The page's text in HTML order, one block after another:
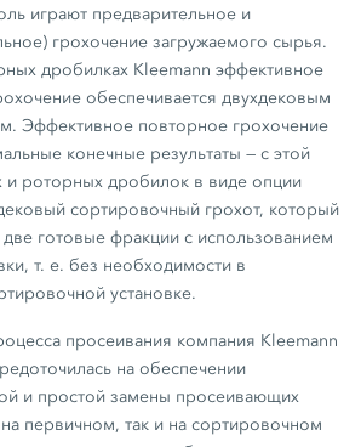
играют предварительное и
грохочение загружаемого сырья.
дробилках Kleemann эффективное
обеспечивается двухдековым
Эффективное повторное грохочение
конечные результаты — с этой
и роторных дробилок в виде опции
сортировочный грохот, который
две готовые фракции с использованием
т. е. без необходимости в
установке.
просеивания компания Kleemann
на обеспечении
и простой замены просеивающих
первичном, так и на сортировочном